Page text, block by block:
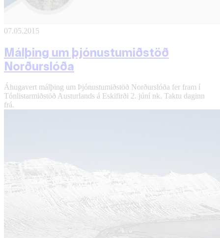
07.05.2015
Málþing um þjónustumiðstöð
Norðurslóða
Áhugavert málþing um Þjónustumiðstöð Norðurslóða fer fram í
Tónlistarmiðstöð Austurlands á Eskifirði 2. júní nk. Taktu daginn
frá.